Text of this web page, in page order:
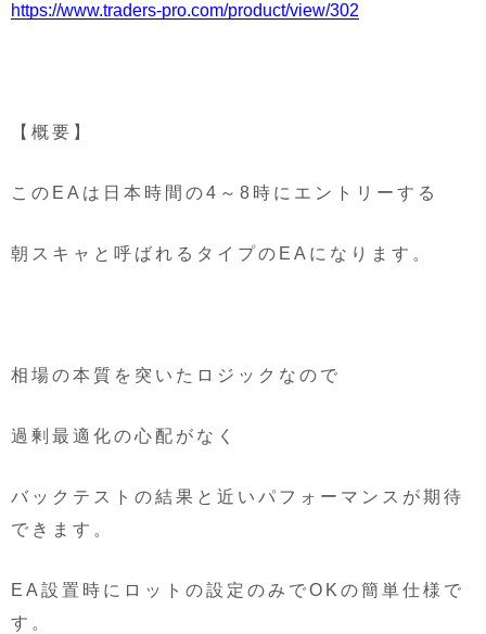
https://www.traders-pro.com/product/view/302
【概要】
このEAは日本時間の4～8時にエントリーする
朝スキャと呼ばれるタイプのEAになります。
相場の本質を突いたロジックなので
過剰最適化の心配がなく
バックテストの結果と近いパフォーマンスが期待
できます。
EA設置時にロットの設定のみでOKの簡単仕様で
す。